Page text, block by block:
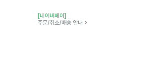
[네이버페이]
주문/취소/배송 안내